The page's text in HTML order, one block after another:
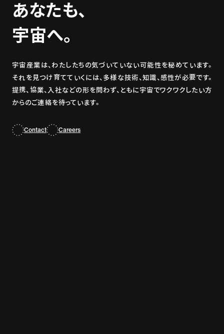
あなたも、
宇宙へ。
宇宙産業は、わたしたちの気づいていない可能性を秘めています。
それを見つけ育てていくには、多様な技術、知識、感性が必要です。
提携、協業、入社などの形を問わず、ともに宇宙でワクワクしたい方
からのご連絡を待っています。
Contact Careers